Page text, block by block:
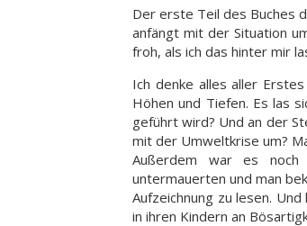
Der erste Teil des Buches
anfängt mit der Situation
froh, als ich das hinter mir
Ich denke alles aller
Höhen und Tiefen. Es las
geführt wird? Und an der
mit der Umweltkrise um?
Außerdem war es
untermauerten und man
Aufzeichnung zu lesen.
in ihren Kindern an